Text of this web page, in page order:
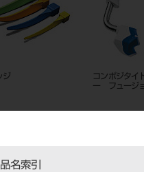
イト3Dマトリックスバ
コンポジタイ
ジョンキット
品名索引